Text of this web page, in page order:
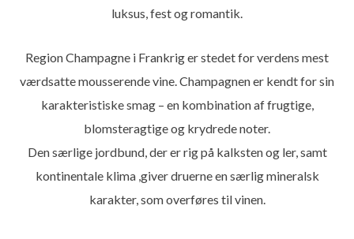
luksus, fest og romantik.
Region Champagne i Frankrig er stedet for verdens mest
værdsatte mousserende vine. Champagnen er kendt for sin
karakteristiske smag – en kombination af frugtige,
blomsteragtige og krydrede noter.
Den særlige jordbund, der er rig på kalksten og ler, samt
kontinentale klima ,giver druerne en særlig mineralsk
karakter, som overføres til vinen.